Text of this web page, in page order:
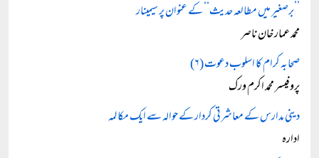
’’برصغیر میں مطالعہ حدیث‘‘ کے عنوان پر سیمینار
محمد عمار خان ناصر
صحابہ کرام کا اسلوب دعوت (۶)
پروفیسر محمد اکرم ورک
دینی مدارس کے معاشرتی کردار کے حوالہ سے ایک مکالمہ
ادارہ